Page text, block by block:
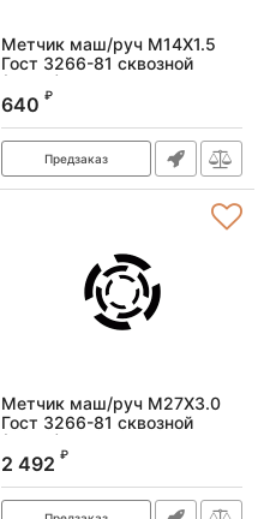
Метчик маш/руч M14X1.5
Гост 3266-81 сквозной
(Р6М5)
Артикул:
640 ₽
Предзаказ
Метчик маш/руч M27X3.0
Гост 3266-81 сквозной
(Р6М5)
Артикул:
2 492 ₽